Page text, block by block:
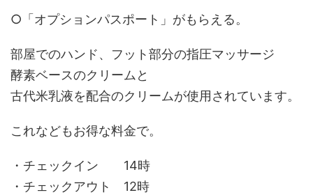
○「オプションパスポート」がもらえる。
部屋でのハンド、フット部分の指圧マッサージ
酵素ベースのクリームと
古代米乳液を配合のクリームが使用されています。
これなどもお得な料金で。
・チェックイン 14時
・チェックアウト 12時